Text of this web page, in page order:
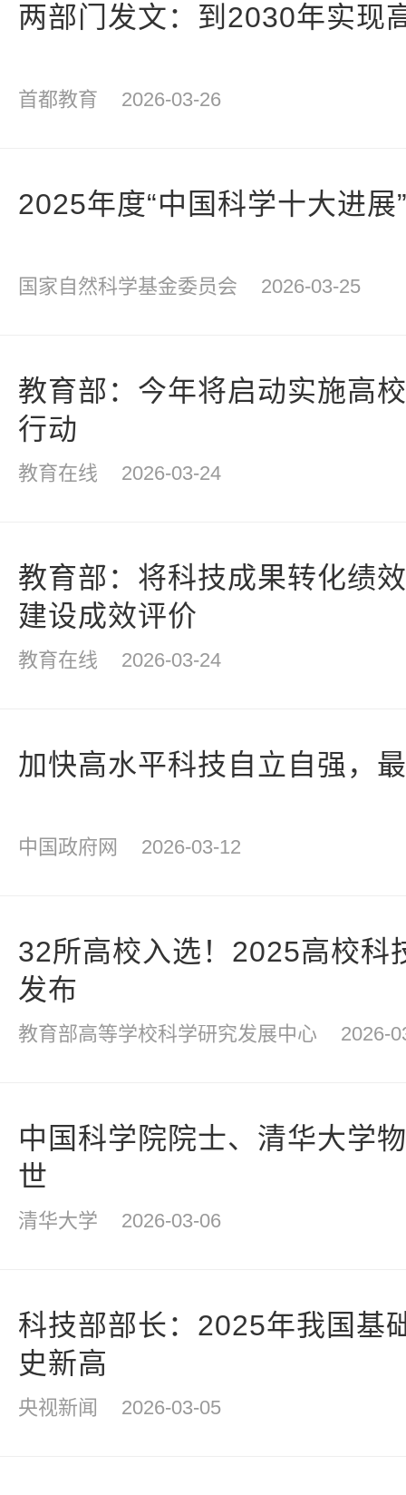
两部门发文：到2030年实现
首都教育 2026-03-26
2025年度“中国科学十大进展
国家自然科学基金委员会 2026-03-25
教育部：今年将启动实施高
行动
教育在线 2026-03-24
教育部：将科技成果转化绩
建设成效评价
教育在线 2026-03-24
加快高水平科技自立自强，
中国政府网 2026-03-12
32所高校入选！2025高校科
发布
教育部高等学校科学研究发展中心 2026-
中国科学院院士、清华大学
世
清华大学 2026-03-06
科技部部长：2025年我国基
史新高
央视新闻 2026-03-05